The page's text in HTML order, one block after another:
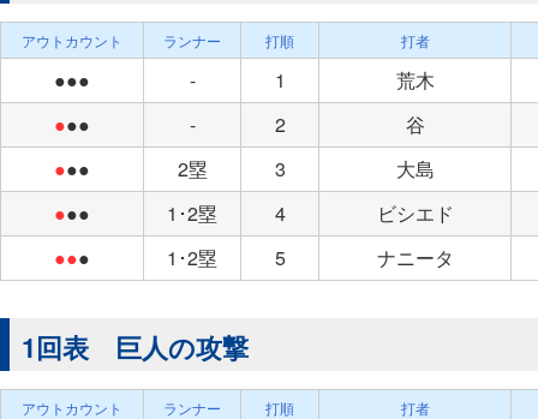
アウトカウント ランナー 打順 打者
●●● - 1
荒木
●●● - 2
谷
●●● 2塁 3
大島
●●● 1･2塁 4
ビシエド
●●● 1･2塁 5 ナニータ
1回表 巨人の攻撃
アウトカウント ランナー 打順 打者